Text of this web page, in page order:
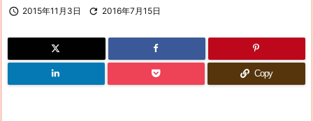
 2015年11月3日  2016年7月15日
Copy